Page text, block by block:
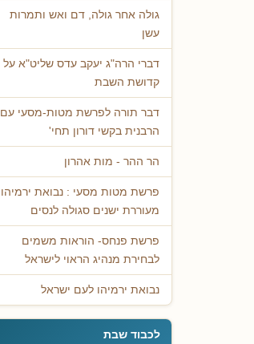
גולה אחר גולה, דם ואש ותמרות
עשן
דברי הרה"ג יעקב עדס שליט"א על
קדושת השבת
דבר תורה לפרשת מטות-מסעי עם
הרבנית בקשי דורון תחי'
הר ההר - מות אהרון
פרשת מטות מסעי : נבואת ירמיהו
מעוררת ישנים סגולה לנסים
פרשת פנחס- הוראות משמים
לבחירת מנהיג הראוי לישראל
נבואת ירמיהו לעם ישראל
לכבוד שבת